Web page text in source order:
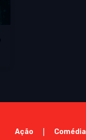
Ação Comédia